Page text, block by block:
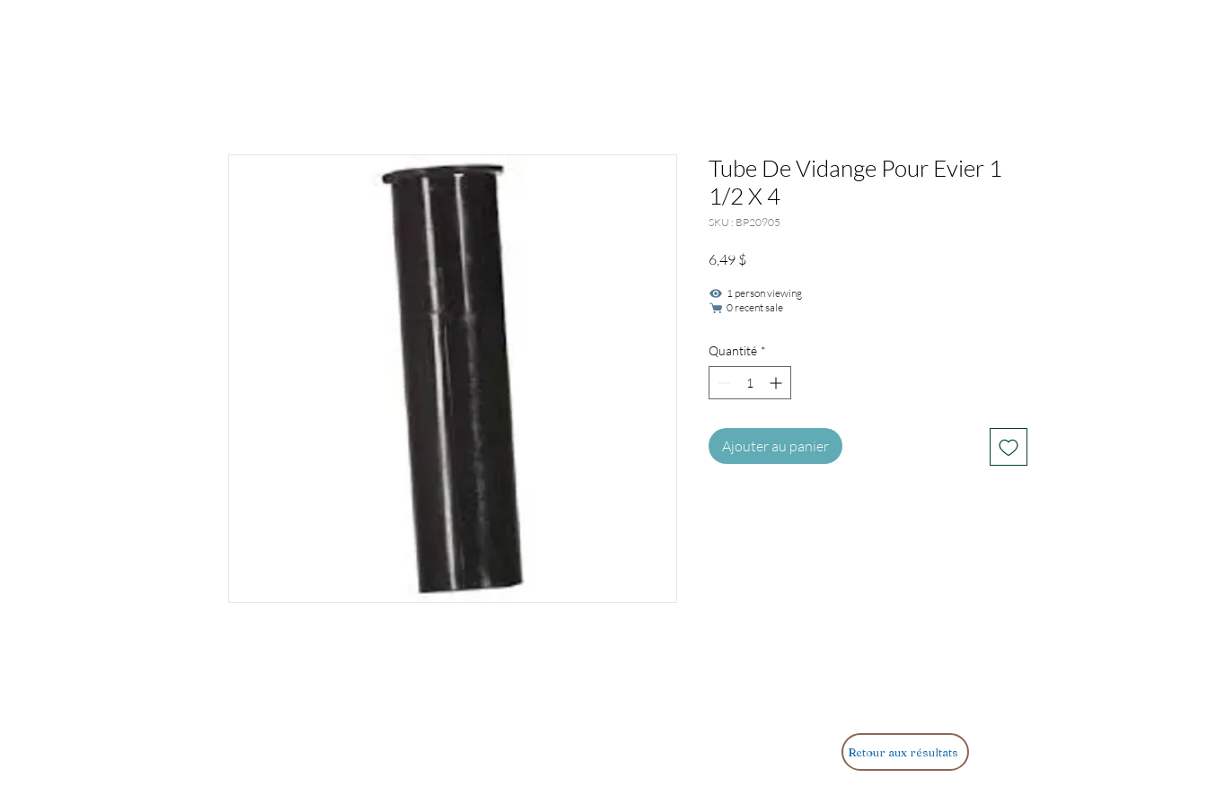
Tube De Vidange Pour Evier 1
1/2 X 4
SKU : BP20905
6,49 $Prix
1 person viewing
0 recent sale
Quantité *
Ajouter au panier
Retour aux résultats